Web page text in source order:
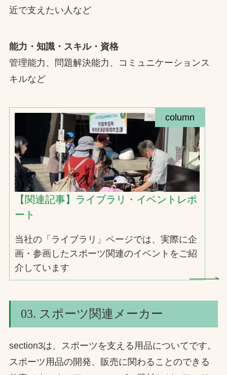
近で支えたい人など
能力・知識・スキル・資格
管理能力、問題解決能力、コミュニケーションス
キルなど
column
【関連記事】ライブラリ・イベントレポ
ート
当社の「ライブラリ」ページでは、実際に企
画・参画したスポーツ関連のイベントをご紹
介しています
03. スポーツ関連メーカー
section3は、スポーツを支える用品についてです。
スポーツ用品の開発、販売に関わることのできる